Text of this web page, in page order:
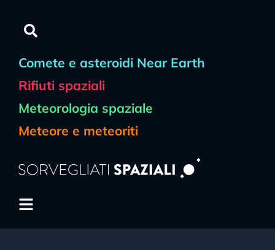
Comete e asteroidi Near Earth
Rifiuti spaziali
Meteorologia spaziale
Meteore e meteoriti